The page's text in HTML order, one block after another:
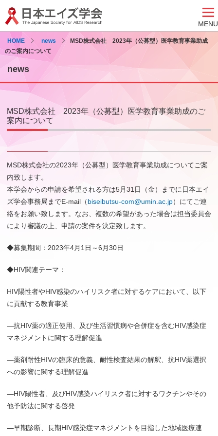
MENU
HOME news
MSD株式会社 2023年（公募型）医学教育事業助成
のご案内について
news
MSD株式会社 2023年（公募型）医学教育事業助成のご
案内について
MSD株式会社の2023年（公募型）医学教育事業助成についてご案
内致します。
本学会からの申請を希望される方は5月31日（金）までに日本エイ
ズ学会事務局までE-mail（biseibutsu-com@umin.ac.jp）にてご連
絡をお願い致します。なお、複数の希望があった場合は担当委員会
により審議の上、申請の案件を決定致します。
◆募集期間：2023年4月1日～6月30日
◆HIV関連テーマ：
HIV陽性者やHIV感染のハイリスク者に対するケアにおいて、以下
に貢献する教育事業
―抗HIV薬の適正使用、及び生活習慣病や合併症を含むHIV感染症
マネジメントに関する理解促進
―薬剤耐性HIVの臨床的意義、耐性検査結果の解釈、抗HIV薬選択
への影響に関する理解促進
―HIV陽性者、及びHIV感染ハイリスク者に対するワクチンやその
他予防法に関する啓発
―早期診断、長期HIV感染症マネジメントを目指した地域医療連